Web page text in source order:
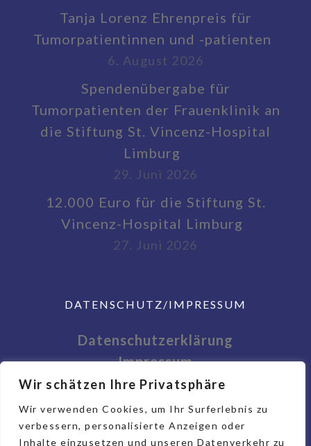
Wir schätzen Ihre Privatsphäre
Wir verwenden Cookies, um Ihr Surferlebnis zu
verbessern, personalisierte Anzeigen oder
Inhalte einzusetzen und unseren Datenverkehr zu
Tanja Lorenz Ehrenpreis für
Tumorpatientinnen und -patienten
6. August 2026
Spendenübergabe für
Tumorpatienten der Frauenklinik an
die Stiftung St. Vincenz-Hospital
Limburg
29. Juni 2026
12.000 Euro für die Stiftung St.
Vincenz-Hospital Limburg
27. Juni 2026
DATENSCHUTZ/IMPRESSUM
Datenschutzerklärung
Impressum